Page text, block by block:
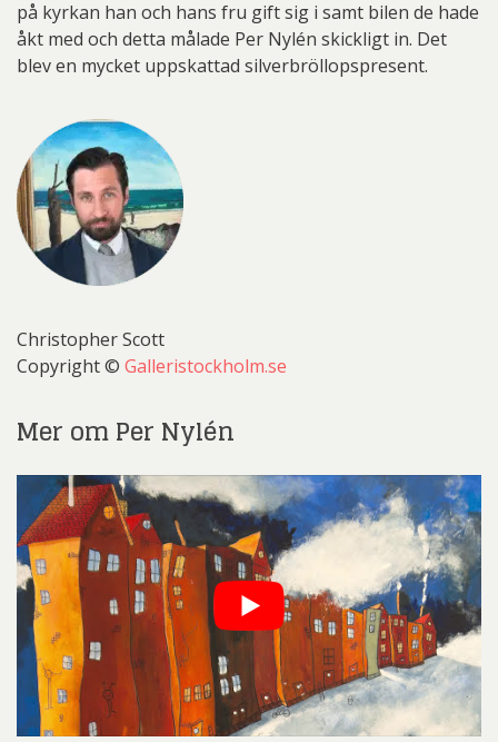
på kyrkan han och hans fru gift sig i samt bilen de hade
åkt med och detta målade Per Nylén skickligt in. Det
blev en mycket uppskattad silverbröllopspresent.
Christopher Scott
Copyright © Galleristockholm.se
Mer om Per Nylén